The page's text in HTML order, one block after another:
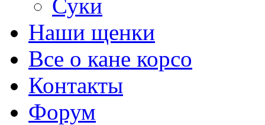
Суки
Наши щенки
Все о кане корсо
Контакты
Форум